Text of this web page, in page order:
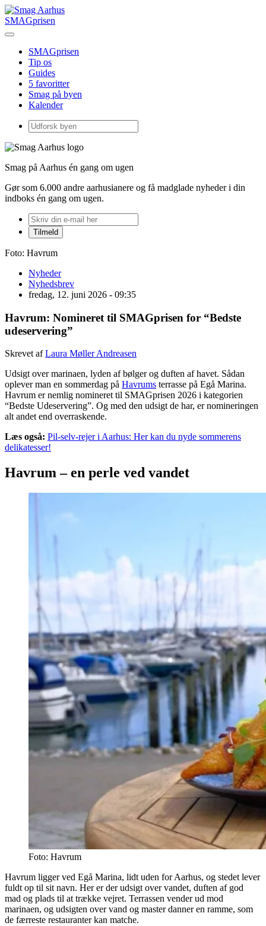
SMAGprisen
SMAGprisen
Tip os
Guides
5 favoritter
Smag på byen
Kalender
Smag på Aarhus én gang om ugen
Gør som 6.000 andre aarhusianere og få madglade nyheder i din
indboks én gang om ugen.
Foto: Havrum
Nyheder
Nyhedsbrev
fredag, 12. juni 2026 - 09:35
Havrum: Nomineret til SMAGprisen for “Bedste
udeservering”
Skrevet afLaura Møller Andreasen
Udsigt over marinaen, lyden af bølger og duften af havet. Sådan
oplever man en sommerdag på Havrums terrasse på Egå Marina.
Havrum er nemlig nomineret til SMAGprisen 2026 i kategorien
“Bedste Udeservering”. Og med den udsigt de har, er nomineringen
alt andet end overraskende.
Læs også: Pil-selv-rejer i Aarhus: Her kan du nyde sommerens
delikatesser!
Havrum – en perle ved vandet
Foto: Havrum
Havrum ligger ved Egå Marina, lidt uden for Aarhus, og stedet lever
fuldt op til sit navn. Her er der udsigt over vandet, duften af god
mad og plads til at trække vejret. Terrassen vender ud mod
marinaen, og udsigten over vand og master danner en ramme, som
de færreste restauranter kan matche.